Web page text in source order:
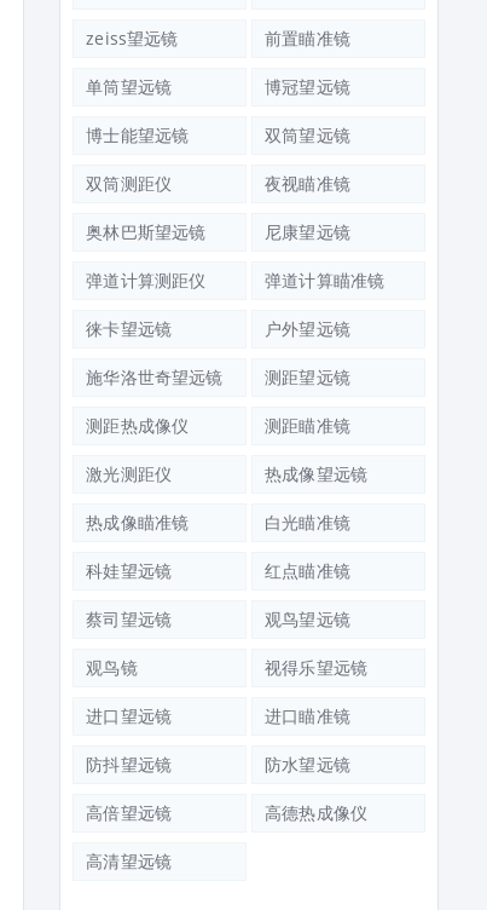
zeiss望远镜 前置瞄准镜
单筒望远镜 博冠望远镜
博士能望远镜 双筒望远镜
双筒测距仪 夜视瞄准镜
奥林巴斯望远镜 尼康望远镜
弹道计算测距仪 弹道计算瞄准镜
徕卡望远镜 户外望远镜
施华洛世奇望远镜 测距望远镜
测距热成像仪 测距瞄准镜
激光测距仪 热成像望远镜
热成像瞄准镜 白光瞄准镜
科娃望远镜 红点瞄准镜
蔡司望远镜 观鸟望远镜
观鸟镜 视得乐望远镜
进口望远镜 进口瞄准镜
防抖望远镜 防水望远镜
高倍望远镜 高德热成像仪
高清望远镜